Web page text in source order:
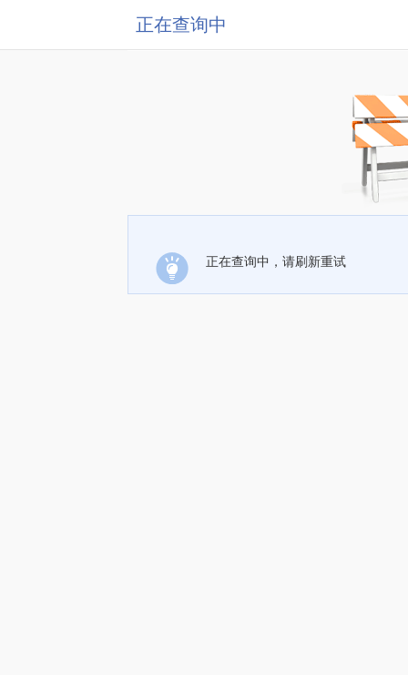
正在查询中
正在查询中，请刷新重试